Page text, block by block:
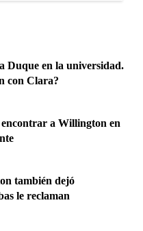
Duque en la universidad.
con Clara?
a Willington en
también dejó
le reclaman